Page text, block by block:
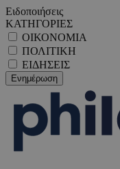
Ειδοποιήσεις
ΚΑΤΗΓΟΡΙΕΣ
ΟΙΚΟΝΟΜΙΑ
ΠΟΛΙΤΙΚΗ
ΕΙΔΗΣΕΙΣ